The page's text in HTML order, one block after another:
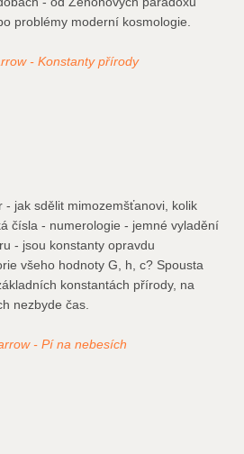
problémy moderní kosmologie.
- Konstanty přírody
- jak sdělit mimozemšťanovi, kolik
čísla - numerologie - jemné vyladění
- jsou konstanty opravdu
všeho hodnoty G, h, c? Spousta
konstantách přírody, na
nezbyde čas.
- Pí na nebesích